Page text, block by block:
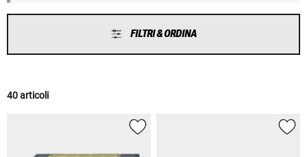
FILTRI & ORDINA
40 articoli